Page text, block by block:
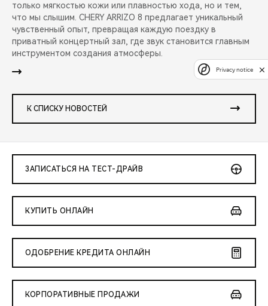
только мягкостью кожи или плавностью хода, но и тем,
что мы слышим. CHERY ARRIZO 8 предлагает уникальный
чувственный опыт, превращая каждую поездку в
приватный концертный зал, где звук становится главным
инструментом создания атмосферы.
К СПИСКУ НОВОСТЕЙ
ЗАПИСАТЬСЯ НА ТЕСТ-ДРАЙВ
КУПИТЬ ОНЛАЙН
ОДОБРЕНИЕ КРЕДИТА ОНЛАЙН
КОРПОРАТИВНЫЕ ПРОДАЖИ
Privacy notice